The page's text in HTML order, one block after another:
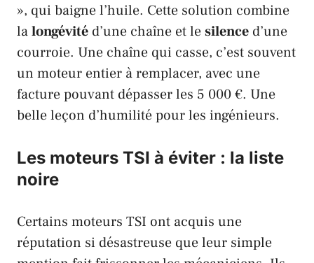
», qui baigne l’huile. Cette solution combine
lalongévité d’une chaîne et lesilence d’une
courroie. Une chaîne qui casse, c’est souvent
un moteur entier à remplacer, avec une
facture pouvant dépasser les 5 000 €. Une
belle leçon d’humilité pour les ingénieurs.
Les moteurs TSI à éviter : la liste
noire
Certains moteurs TSI ont acquis une
réputation si désastreuse que leur simple